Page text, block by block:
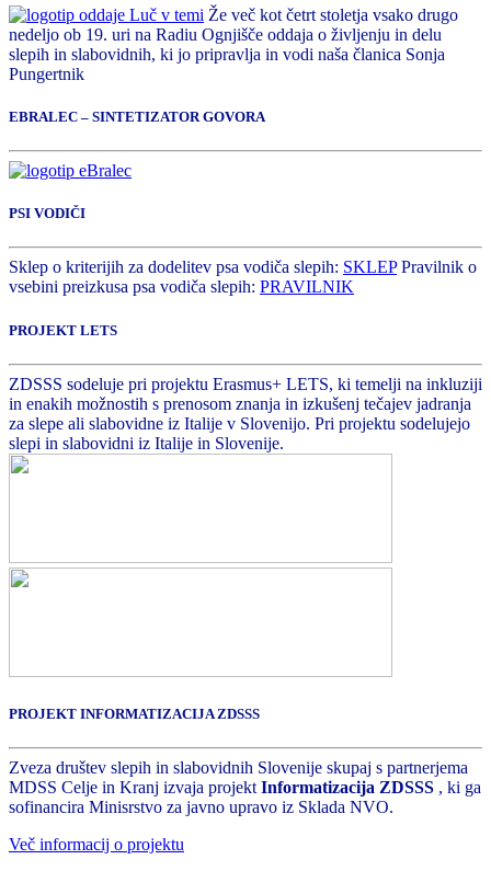
Že več kot četrt stoletja vsako drugo
nedeljo ob 19. uri na Radiu Ognjišče oddaja o življenju in delu
slepih in slabovidnih, ki jo pripravlja in vodi naša članica Sonja
Pungertnik
EBRALEC – SINTETIZATOR GOVORA
PSI VODIČI
Sklep o kriterijih za dodelitev psa vodiča slepih: SKLEPPravilnik o
vsebini preizkusa psa vodiča slepih: PRAVILNIK
PROJEKT LETS
ZDSSS sodeluje pri projektu Erasmus+ LETS, ki temelji na inkluziji
in enakih možnostih s prenosom znanja in izkušenj tečajev jadranja
za slepe ali slabovidne iz Italije v Slovenijo. Pri projektu sodelujejo
slepi in slabovidni iz Italije in Slovenije.
PROJEKT INFORMATIZACIJA ZDSSS
Zveza društev slepih in slabovidnih Slovenije skupaj s partnerjema
MDSS Celje in Kranj izvaja projekt Informatizacija ZDSSS , ki ga
sofinancira Minisrstvo za javno upravo iz Sklada NVO.
Več informacij o projektu